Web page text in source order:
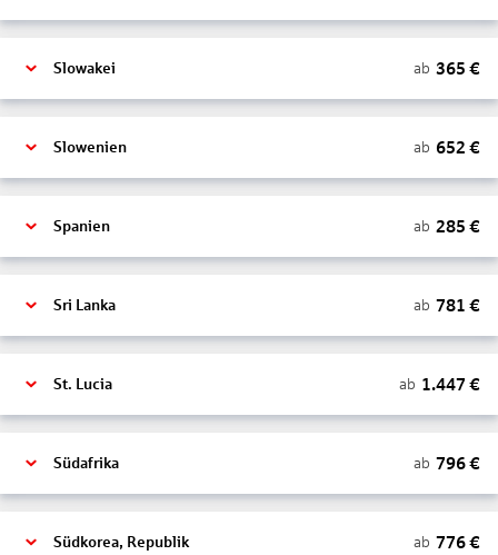
Slowakei ab 365 €
Slowenien ab 652 €
Spanien ab 285 €
Sri Lanka ab 781 €
St. Lucia ab 1.447 €
Südafrika ab 796€
Südkorea, Republik ab 776€